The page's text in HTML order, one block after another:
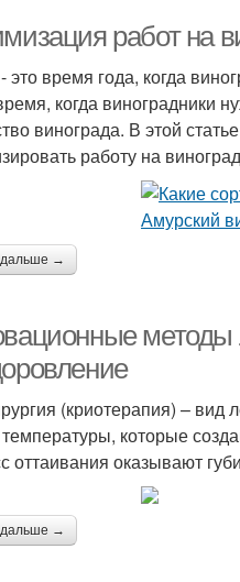
работ на
это время года, когда
когда виноградники
винограда. В этой
работу на
дальше →
методы
(криотерапия) – вид
температуры, которые
оттаивания оказывают
дальше →